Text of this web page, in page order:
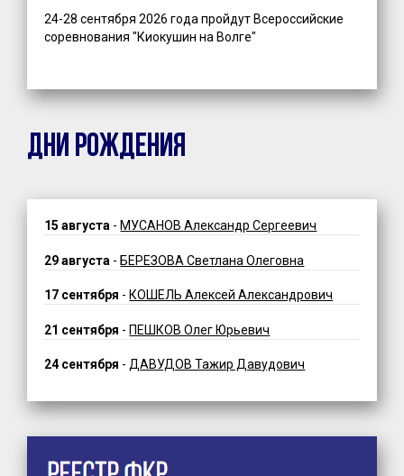
24-28 сентября 2026 года пройдут Всероссийские
соревнования "Киокушин на Волге"
ДНИ РОЖДЕНИЯ
15 августа - МУСАНОВ Александр Сергеевич
29 августа - БЕРЕЗОВА Светлана Олеговна
17 сентября - КОШЕЛЬ Алексей Александрович
21 сентября -ПЕШКОВ Олег Юрьевич
24 сентября - ДАВУДОВ Тажир Давудович